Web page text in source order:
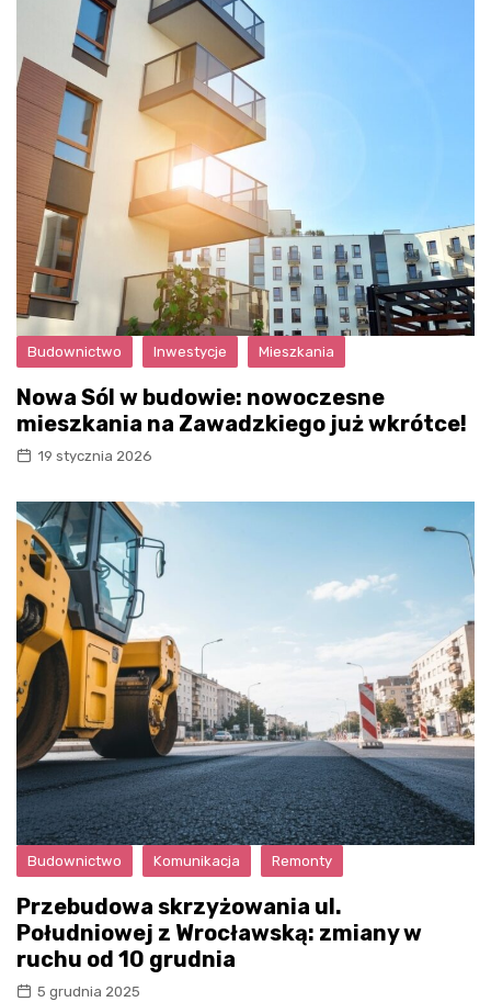
Budownictwo Inwestycje Mieszkania
Nowa Sól w budowie: nowoczesne
mieszkania na Zawadzkiego już wkrótce!
19 stycznia 2026
Budownictwo Komunikacja Remonty
Przebudowa skrzyżowania ul.
Południowej z Wrocławską: zmiany w
ruchu od 10 grudnia
5 grudnia 2025